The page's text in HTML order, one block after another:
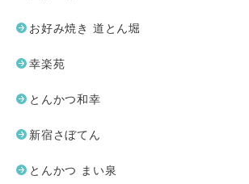
お好み焼き 道とん堀
幸楽苑
とんかつ和幸
新宿さぼてん
とんかつ まい泉